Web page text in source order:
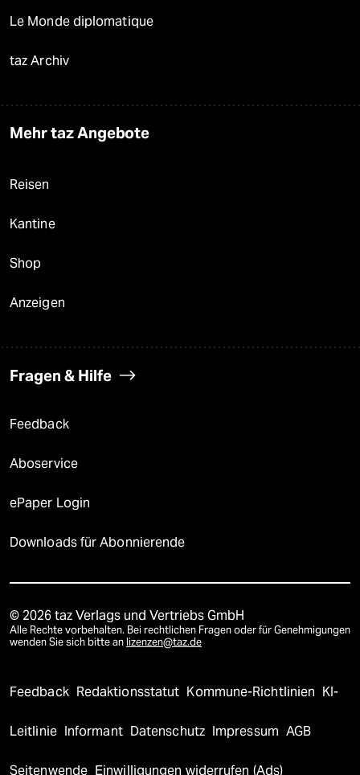
Le Monde diplomatique
taz Archiv
Mehr taz Angebote
Reisen
Kantine
Shop
Anzeigen
Fragen & Hilfe
Feedback
Aboservice
ePaper Login
Downloads für Abonnierende
© 2026 taz Verlags und Vertriebs GmbH
Alle Rechte vorbehalten. Bei rechtlichen Fragen oder für Genehmigungen
wenden Sie sich bitte an lizenzen@taz.de
Feedback Redaktionsstatut Kommune-Richtlinien KI-
Leitlinie Informant Datenschutz Impressum AGB
Seitenwende Einwilligungen widerrufen (Ads)